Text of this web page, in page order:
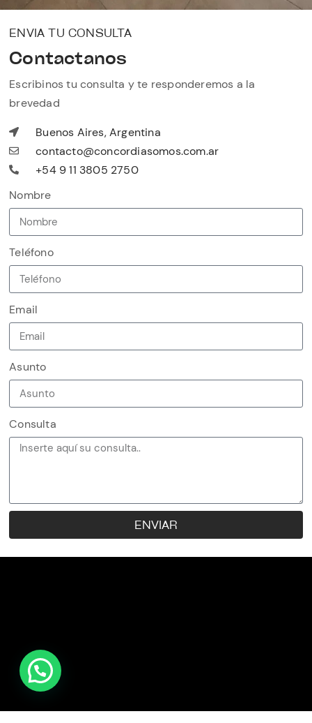
ENVIA TU CONSULTA
Contactanos
Escribinos tu consulta y te responderemos a la
brevedad
Buenos Aires, Argentina
contacto@concordiasomos.com.ar
+54 9 11 3805 2750
Nombre
Teléfono
Email
Asunto
Consulta
ENVIAR